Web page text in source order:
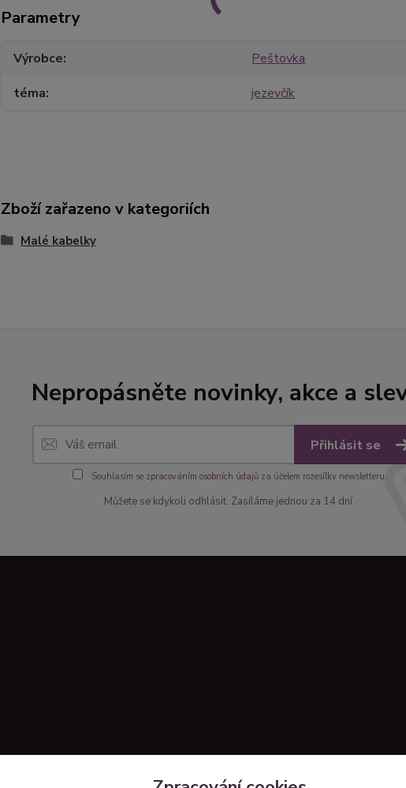
Parametry
Výrobce
Peštovka
téma
jezevčík
Zboží zařazeno v kategoriích
Malé kabelky
Nepropásněte novinky, akce a
Přihlásit se
Souhlasím se zpracováním osobních údajůza účelem rozesílky newsletteru.
Můžete se kdykoli odhlásit. Zasíláme jednou za 14 dní.